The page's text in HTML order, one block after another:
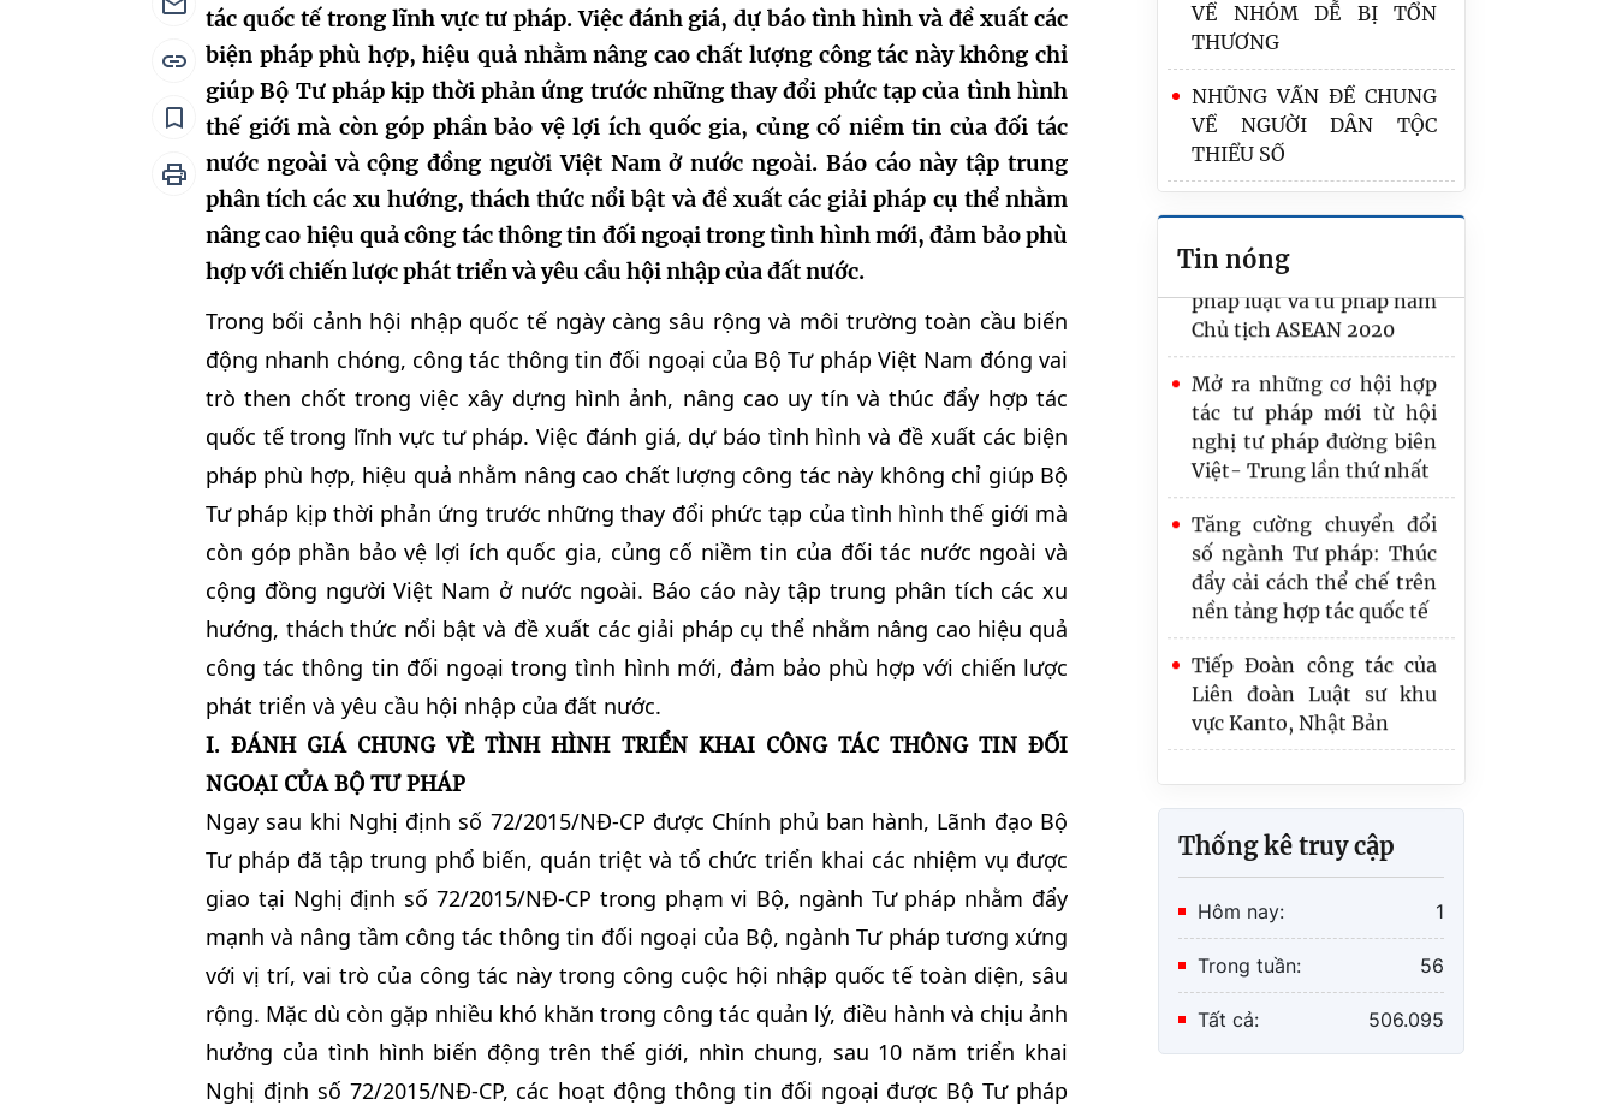
tác quốc tế trong lĩnh vực tư pháp. Việc đánh giá, dự báo tình hình và đề xuất các
biện pháp phù hợp, hiệu quả nhằm nâng cao chất lượng công tác này không chỉ
giúp Bộ Tư pháp kịp thời phản ứng trước những thay đổi phức tạp của tình hình
thế giới mà còn góp phần bảo vệ lợi ích quốc gia, củng cố niềm tin của đối tác
nước ngoài và cộng đồng người Việt Nam ở nước ngoài. Báo cáo này tập trung
phân tích các xu hướng, thách thức nổi bật và đề xuất các giải pháp cụ thể nhằm
nâng cao hiệu quả công tác thông tin đối ngoại trong tình hình mới, đảm bảo phù
hợp với chiến lược phát triển và yêu cầu hội nhập của đất nước.
Trong bối cảnh hội nhập quốc tế ngày càng sâu rộng và môi trường toàn cầu biến
động nhanh chóng, công tác thông tin đối ngoại của Bộ Tư pháp Việt Nam đóng vai
trò then chốt trong việc xây dựng hình ảnh, nâng cao uy tín và thúc đẩy hợp tác
quốc tế trong lĩnh vực tư pháp. Việc đánh giá, dự báo tình hình và đề xuất các biện
pháp phù hợp, hiệu quả nhằm nâng cao chất lượng công tác này không chỉ giúp Bộ
Tư pháp kịp thời phản ứng trước những thay đổi phức tạp của tình hình thế giới mà
còn góp phần bảo vệ lợi ích quốc gia, củng cố niềm tin của đối tác nước ngoài và
cộng đồng người Việt Nam ở nước ngoài. Báo cáo này tập trung phân tích các xu
hướng, thách thức nổi bật và đề xuất các giải pháp cụ thể nhằm nâng cao hiệu quả
công tác thông tin đối ngoại trong tình hình mới, đảm bảo phù hợp với chiến lược
phát triển và yêu cầu hội nhập của đất nước.
I. ĐÁNH GIÁ CHUNG VỀ TÌNH HÌNH TRIỂN KHAI CÔNG TÁC THÔNG TIN ĐỐI
NGOẠI CỦA BỘ TƯ PHÁP
Ngay sau khi Nghị định số 72/2015/NĐ-CP được Chính phủ ban hành, Lãnh đạo Bộ
Tư pháp đã tập trung phổ biến, quán triệt và tổ chức triển khai các nhiệm vụ được
giao tại Nghị định số 72/2015/NĐ-CP trong phạm vi Bộ, ngành Tư pháp nhằm đẩy
mạnh và nâng tầm công tác thông tin đối ngoại của Bộ, ngành Tư pháp tương xứng
với vị trí, vai trò của công tác này trong công cuộc hội nhập quốc tế toàn diện, sâu
rộng. Mặc dù còn gặp nhiều khó khăn trong công tác quản lý, điều hành và chịu ảnh
hưởng của tình hình biến động trên thế giới, nhìn chung, sau 10 năm triển khai
Nghị định số 72/2015/NĐ-CP, các hoạt động thông tin đối ngoại được Bộ Tư pháp
VỀ NHÓM DỄ BỊ TỔN
THƯƠNG
NHŨNG VẤN ĐỀ CHUNG
VỀ NGƯỜI DÂN TỘC
THIỂU SỐ
Tăng cường chuyển đổi
số ngành Tư pháp: Thúc
đẩy cải cách thể chế trên
nền tảng hợp tác quốc tế
Tin nóng
Bộ Tư pháp tham dự Hội
nghị Quan chức pháp luật
cao cấp ASEAN 19
(ASLOM)
Việt Nam tham gia tích
cực, chủ động và có trách
nhiệm trong hợp tác
pháp luật và tư pháp năm
Chủ tịch ASEAN 2020
Mở ra những cơ hội hợp
tác tư pháp mới từ hội
nghị tư pháp đường biên
Việt- Trung lần thứ nhất
Tăng cường chuyển đổi
số ngành Tư pháp: Thúc
đẩy cải cách thể chế trên
nền tảng hợp tác quốc tế
Tiếp Đoàn công tác của
Liên đoàn Luật sư khu
vực Kanto, Nhật Bản
Thống kê truy cập
Hôm nay: 1
Trong tuần: 56
Tất cả: 506.095